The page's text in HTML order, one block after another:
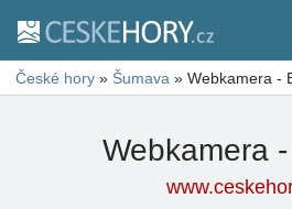
České hory » Šumava » Webkamera -
Webkamera